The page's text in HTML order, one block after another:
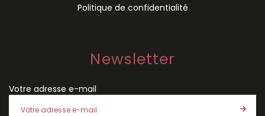
Politique de confidentialité
Newsletter
Votre adresse e-mail